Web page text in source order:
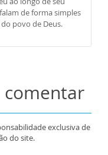
de forma simples
povo de Deus.
comentar
exclusiva de
do site.